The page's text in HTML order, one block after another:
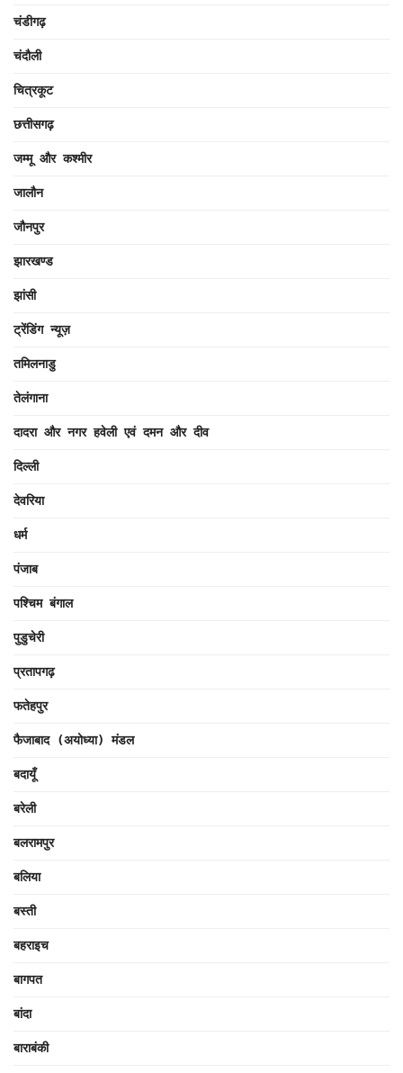
चंडीगढ़
चंदौली
चित्रकूट
छत्तीसगढ़
जम्मू और कश्मीर
जालौन
जौनपुर
झारखण्ड
झांसी
ट्रेंडिंग न्यूज़
तमिलनाडु
तेलंगाना
दादरा और नगर हवेली एवं दमन और दीव
दिल्ली
देवरिया
धर्म
पंजाब
पश्चिम बंगाल
पुडुचेरी
प्रतापगढ़
फतेहपुर
फैजाबाद (अयोध्या) मंडल
बदायूँ
बरेली
बलरामपुर
बलिया
बस्ती
बहराइच
बागपत
बांदा
बाराबंकी